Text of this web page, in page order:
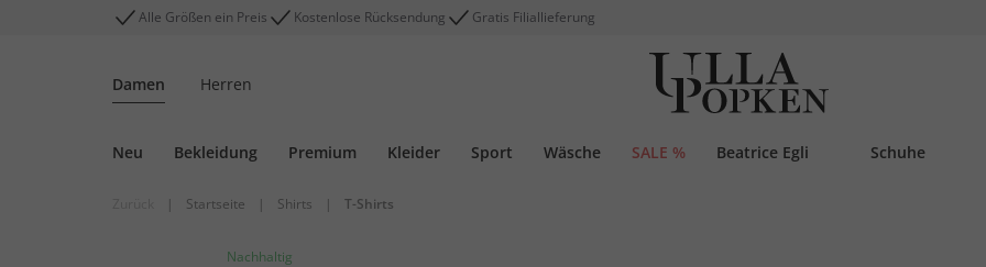
Alle Größen ein Preis Kostenlose Rücksendung Gratis Filiallieferung
Damen Herren
Neu Bekleidung Premium Kleider Sport Wäsche SALE % Beatrice Egli Schuhe
| Startseite | Shirts | T-Shirts
Nachhaltig